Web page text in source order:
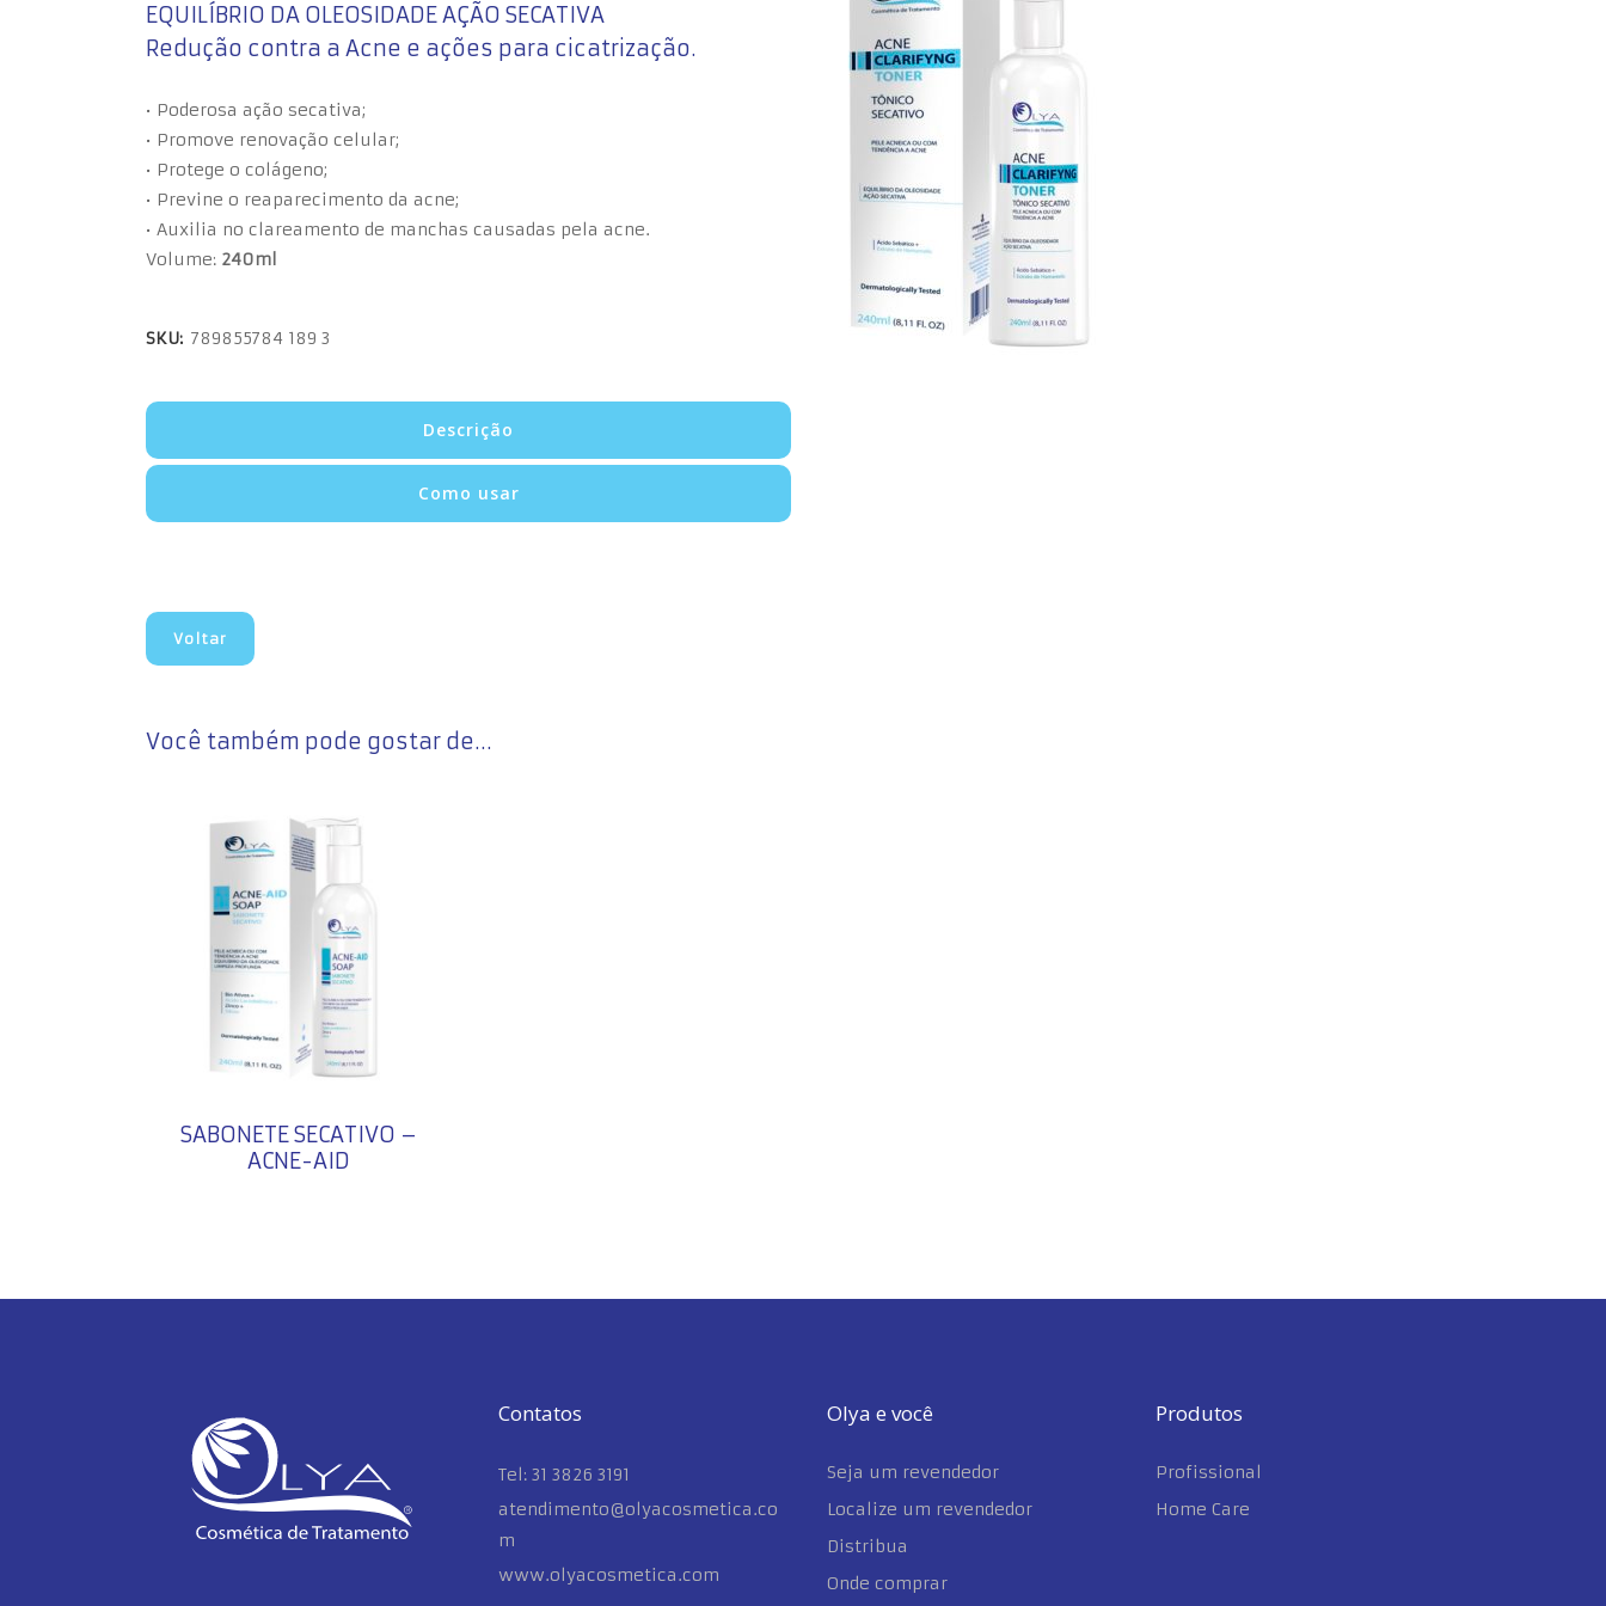
EQUILÍBRIO DA OLEOSIDADE AÇÃO SECATIVA
Redução contra a Acne e ações para cicatrização.
• Poderosa ação secativa;
• Promove renovação celular;
• Protege o colágeno;
• Previne o reaparecimento da acne;
• Auxilia no clareamento de manchas causadas pela acne.
Volume: 240ml
SKU: 789855784 189 3
Descrição
Como usar
Voltar
Você também pode gostar de…
SABONETE SECATIVO –
ACNE-AID
Contatos
Tel: 31 3826 3191
atendimento@olyacosmetica.co
m
www.olyacosmetica.com
Olya e você
Seja um revendedor
Localize um revendedor
Distribua
Onde comprar
Produtos
Profissional
Home Care